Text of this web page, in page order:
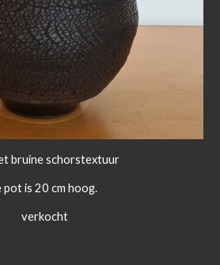
bruine schorstextuur
pot is 20 cm hoog.
verkocht